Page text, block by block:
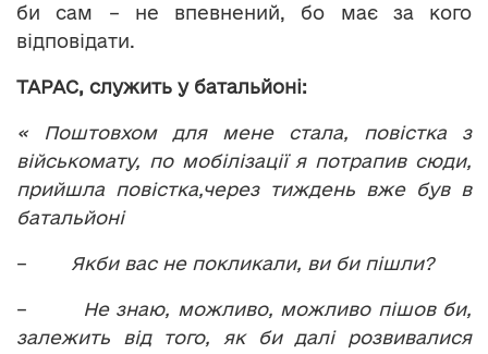
би сам – не впевнений, бо має за кого
відповідати.
ТАРАС, служить у батальйоні:
« Поштовхом для мене стала, повістка з
військомату, по мобілізації я потрапив сюди,
прийшла повістка,через тиждень вже був в
батальйоні
– Якби вас не покликали, ви би пішли?
–
Не знаю, можливо, можливо пішов би,
залежить від того, як би далі розвивалися